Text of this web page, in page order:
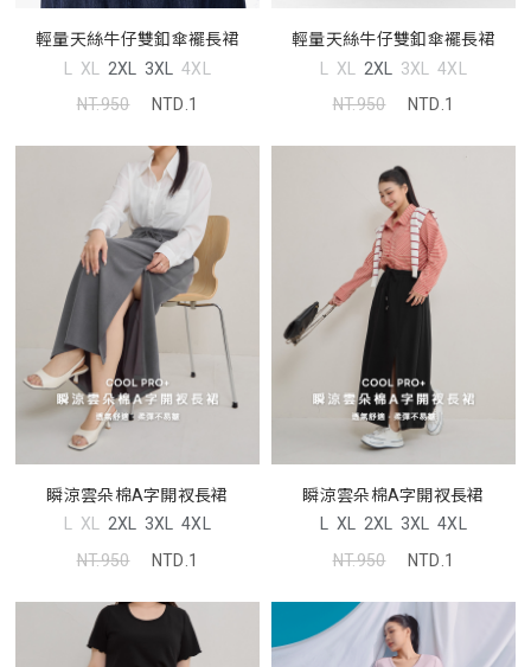
輕量天絲牛仔雙釦傘襬長裙
L XL 2XL 3XL 4XL
NT.950
NTD.1
輕量天絲牛仔雙釦傘襬長裙
L XL 2XL 3XL 4XL
NT.950
NTD.1
瞬涼雲朵棉A字開衩長裙
L XL 2XL 3XL 4XL
NT.950
NTD.1
瞬涼雲朵棉A字開衩長裙
L XL 2XL 3XL 4XL
NT.950
NTD.1